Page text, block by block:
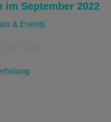
im September 2022
& Events